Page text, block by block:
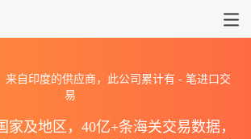
来自印度的供应商，此公司累计有 - 笔进口交
易
家及地区，40亿+条海关交易数据，